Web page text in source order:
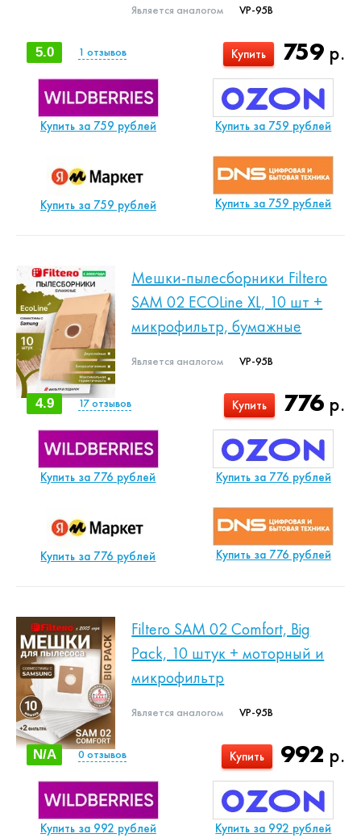
Является аналогом VP-95B
759 р.
Купить
5.0 1 отзывов
Купить за 759 рублей Купить за 759 рублей
Купить за 759 рублей Купить за 759 рублей
Мешки-пылесборники Filtero
SAM 02 ECOLine XL, 10 шт +
микрофильтр, бумажные
Является аналогом VP-95B
776 р.
Купить
4.9 17отзывов
Купить за 776 рублей Купить за 776 рублей
Купить за 776 рублей Купить за 776 рублей
Filtero SAM 02 Comfort, Big
Pack, 10 штук + моторный и
микрофильтр
Является аналогом VP-95B
992 р.
Купить
N/A 0отзывов
Купить за 992 рублей Купить за 992 рублей